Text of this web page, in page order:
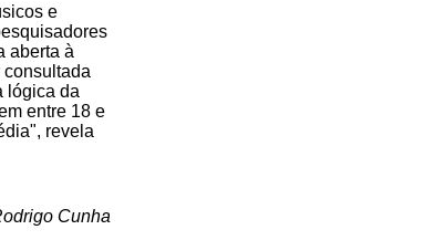
e
aberta à
lógica da
entre 18 e
revela
Cunha